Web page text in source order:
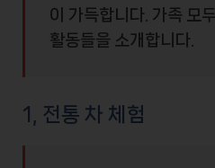
이 가득합니다. 가족 모
활동들을 소개합니다.
1, 전통 차 체험